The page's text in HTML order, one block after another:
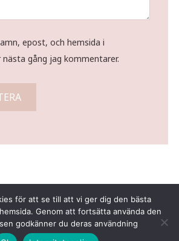
epost, och hemsida i
gång jag kommentarer.
© 2026 Tina Gustafsson
för att se till att vi ger dig den bästa
Genom att fortsätta använda den
godkänner du deras användning